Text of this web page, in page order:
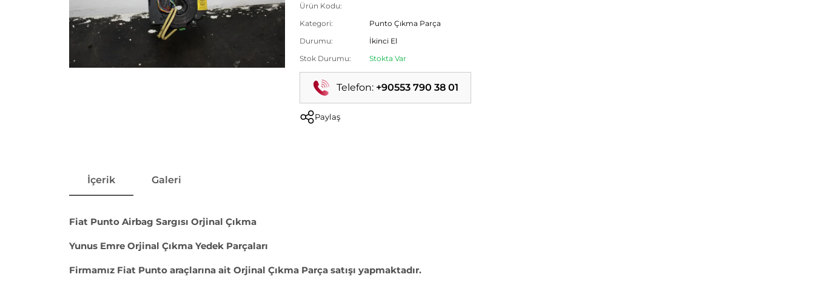
Ürün Kodu:
Kategori:
Punto Çıkma Parça
Durumu:
İkinci El
Stok Durumu:
Stokta Var
Telefon: +90553 790 38 01
Paylaş
İçerik Galeri
Fiat Punto Airbag Sargısı Orjinal Çıkma
Yunus Emre Orjinal Çıkma Yedek Parçaları
Firmamız Fiat Punto araçlarına ait Orjinal Çıkma Parça satışı yapmaktadır.